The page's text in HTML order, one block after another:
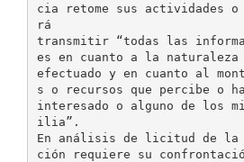
cia retome sus actividades o
rá
transmitir “todas las
es en cuanto a la
efectuado y en cuanto al
s o recursos que percibe o
interesado o alguno de los
ilia”.
En análisis de licitud de la
ción requiere su